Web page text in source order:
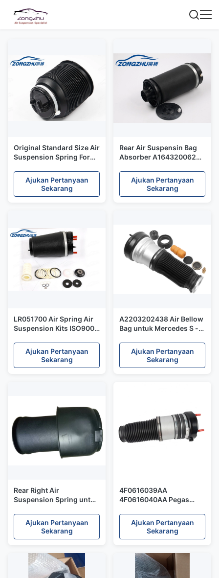
Original Standard Size Air
Suspension Spring For
Lexus GX470
Ajukan Pertanyaan
Sekarang
Rear Air Suspensin Bag
Absorber A1643200625
Air Spring
Ajukan Pertanyaan
Sekarang
LR051700 Air Spring Air
Suspension Kits ISO9001
Ajukan Pertanyaan
Sekarang
A2203202438 Air Bellow
Bag untuk Mercedes S -
Strut
Ajukan Pertanyaan
Sekarang
Rear Right Air
Suspension Spring untuk
37126795014 Garansi 1
Tahun
Ajukan Pertanyaan
Sekarang
4F0616039AA
4F0616040AA Pegas
Audi Shock Absorber A6
C6 Depan
Ajukan Pertanyaan
Sekarang